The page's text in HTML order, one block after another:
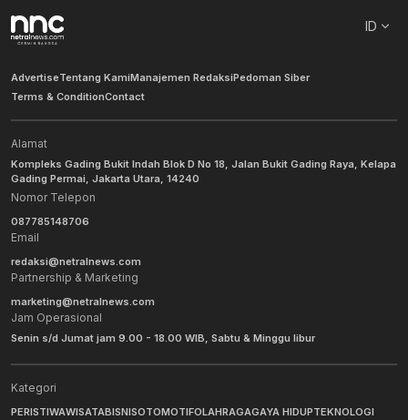
ID
AdvertiseTentang KamiManajemen RedaksiPedoman Siber
Terms & ConditionContact
Alamat
Kompleks Gading Bukit Indah Blok D No 18, Jalan Bukit Gading Raya, Kelapa
Gading Permai, Jakarta Utara, 14240
Nomor Telepon
087785148706
Email
redaksi@netralnews.com
Partnership & Marketing
marketing@netralnews.com
Jam Operasional
Senin s/d Jumat jam 9.00 - 18.00 WIB, Sabtu & Minggu libur
Kategori
PERISTIWAWISATABISNISOTOMOTIFOLAHRAGAGAYA HIDUPTEKNOLOGI